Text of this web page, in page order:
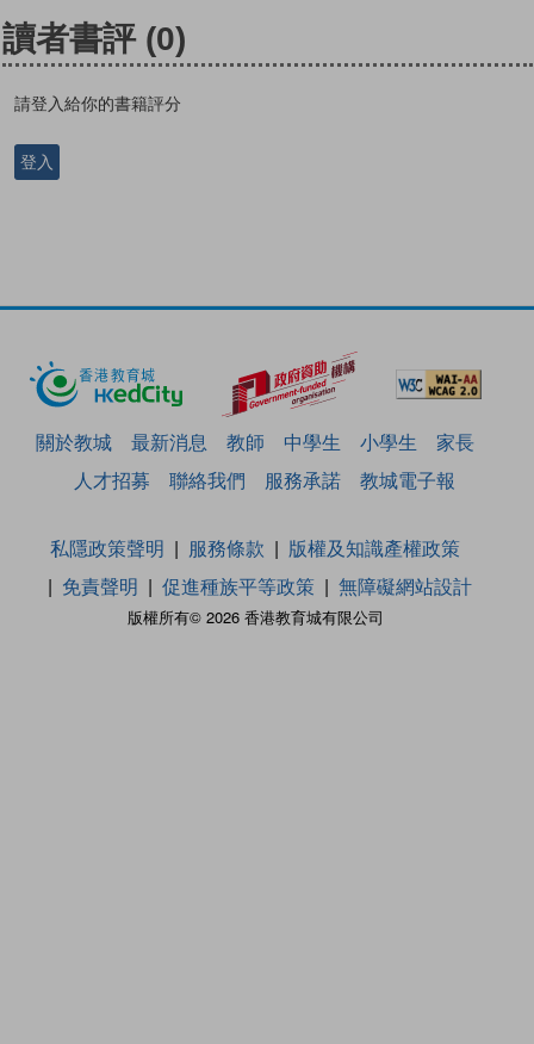
讀者書評 (0)
請登入給你的書籍評分
登入
關於教城 最新消息 教師 中學生 小學生
家長
人才招募
聯絡我們 服務承諾 教城電子報
版權所有© 2026 香港教育城有限公司
私隱政策聲明 服務條款
版權及知識產權政策
免責聲明
促進種族平等政策 無障礙網站設計